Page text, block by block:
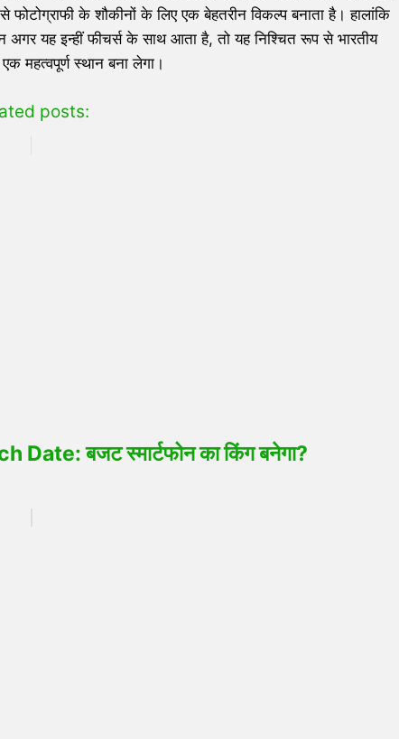
के शौकीनों के लिए एक बेहतरीन विकल्प बनाता है। हालांकि
यह इन्हीं फीचर्स के साथ आता है, तो यह निश्चित रूप से भारतीय
एक महत्वपूर्ण स्थान बना लेगा।
posts:
बजट स्मार्टफोन का किंग बनेगा?